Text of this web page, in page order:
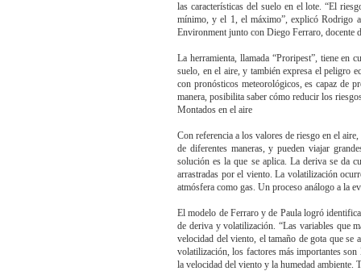
las características del suelo en el lote. “El
mínimo, y el 1, el máximo”, explicó Rodrigo
Environment junto con Diego Ferraro, docente
La herramienta, llamada “Proripest”, tiene en
suelo, en el aire, y también expresa el peligro
con pronósticos meteorológicos, es capaz de
manera, posibilita saber cómo reducir los
Montados en el aire
Con referencia a los valores de riesgo en el
de diferentes maneras, y pueden viajar
solución es la que se aplica. La deriva se da
arrastradas por el viento. La volatilización
atmósfera como gas. Un proceso análogo a la
El modelo de Ferraro y de Paula logró
de deriva y volatilización. “Las variables que
velocidad del viento, el tamaño de gota que se
volatilización, los factores más importantes
la velocidad del viento y la humedad ambiente.